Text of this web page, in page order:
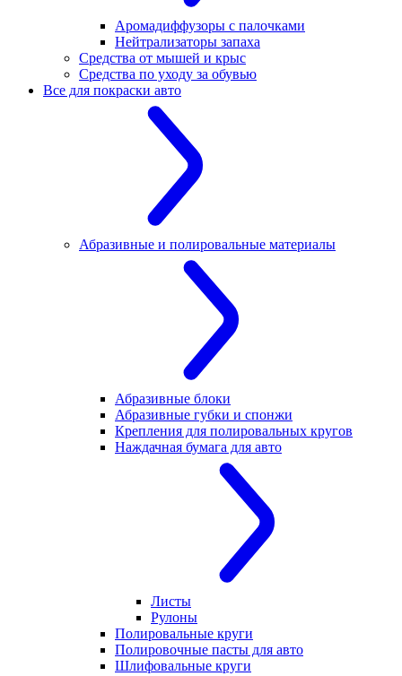
Аромадиффузоры с палочками
Нейтрализаторы запаха
Средства от мышей и крыс
Средства по уходу за обувью
Все для покраски авто
Абразивные и полировальные материалы
Абразивные блоки
Абразивные губки и спонжи
Крепления для полировальных кругов
Наждачная бумага для авто
Листы
Рулоны
Полировальные круги
Полировочные пасты для авто
Шлифовальные круги